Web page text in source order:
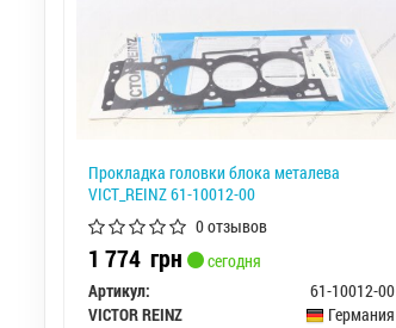
Прокладка головки блока металева
VICT_REINZ 61-10012-00
0 отзывов
1 774 грн
сегодня
Артикул:
61-10012-00
VICTOR REINZ
Германия